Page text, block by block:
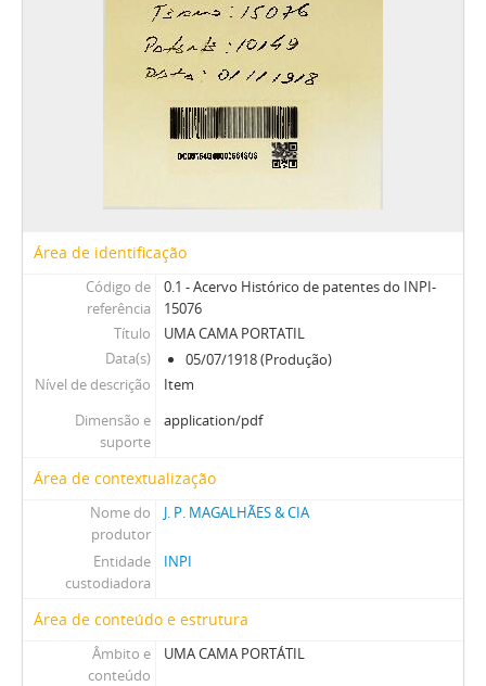
Área de identificação
Código de
referência
0.1 - Acervo Histórico de patentes do INPI-
15076
Título
UMA CAMA PORTATIL
Data(s)
05/07/1918 (Produção)
Nível de descrição
Item
Dimensão e
suporte
application/pdf
Área de contextualização
Nome do
produtor
J. P. MAGALHÃES & CIA
Entidade
custodiadora
INPI
Área de conteúdo e estrutura
Âmbito e
conteúdo
UMA CAMA PORTÁTIL